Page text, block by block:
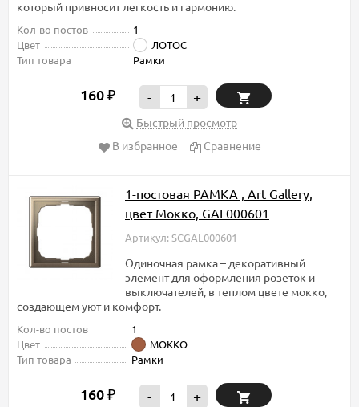
который привносит легкость и гармонию.
Кол-во постов
1
Цвет
ЛОТОС
Тип товара
Рамки
160 ₽ - +
Быстрый просмотр
В избранное
Сравнение
1-постовая РАМКА , Art Gallery,
цвет Мокко, GAL000601
Артикул: SCGAL000601
Одиночная рамка – декоративный
элемент для оформления розеток и
выключателей, в теплом цвете мокко,
создающем уют и комфорт.
Кол-во постов
1
Цвет
МОККО
Тип товара
Рамки
160 ₽ - +